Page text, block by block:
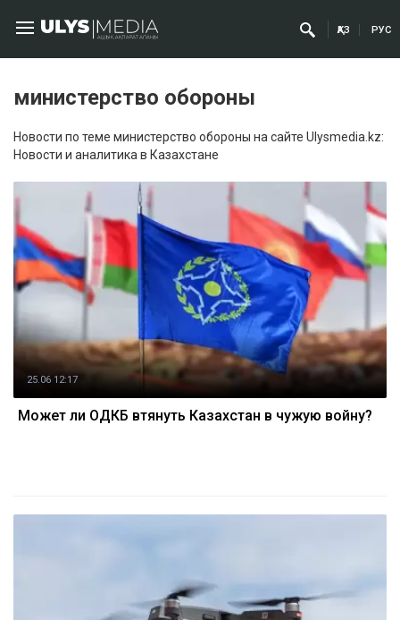
ҚАЗ РУС
министерство обороны
Новости по теме министерство обороны на сайте Ulysmedia.kz:
Новости и аналитика в Казахстане
25.06 12:17
Может ли ОДКБ втянуть Казахстан в чужую войну?